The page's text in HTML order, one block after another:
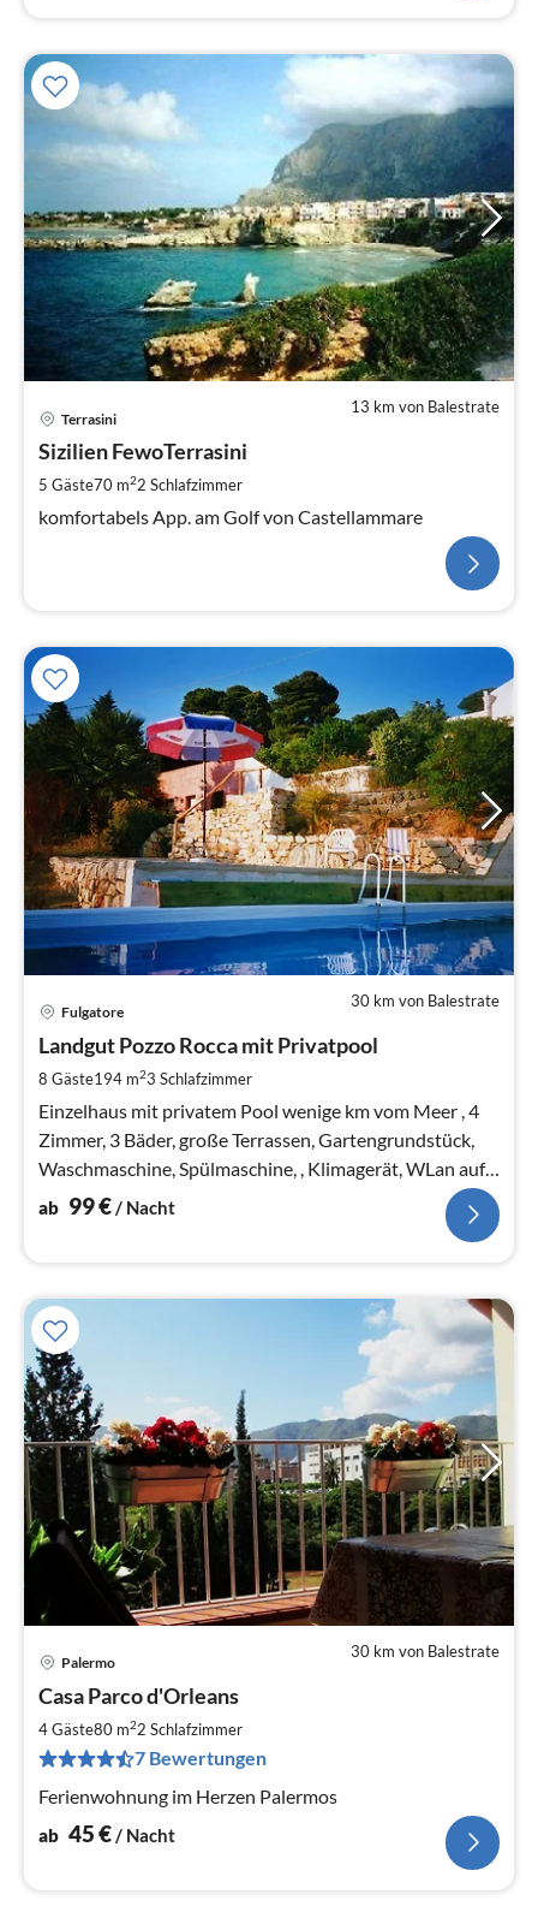
13 km von Balestrate
Terrasini
Sizilien FewoTerrasini
5 Gäste70 m22 Schlafzimmer
komfortabels App. am Golf von Castellammare
30 km von Balestrate
Fulgatore
Landgut Pozzo Rocca mit Privatpool
8 Gäste194 m23 Schlafzimmer
Einzelhaus mit privatem Pool wenige km vom Meer , 4
Zimmer, 3 Bäder, große Terrassen, Gartengrundstück,
Waschmaschine, Spülmaschine, , Klimagerät, WLan auf
Wunsch.
ab 99€/ Nacht
30 km von Balestrate
Palermo
Casa Parco d'Orleans
4 Gäste80 m22 Schlafzimmer
7 Bewertungen
Ferienwohnung im Herzen Palermos
ab 45€/ Nacht